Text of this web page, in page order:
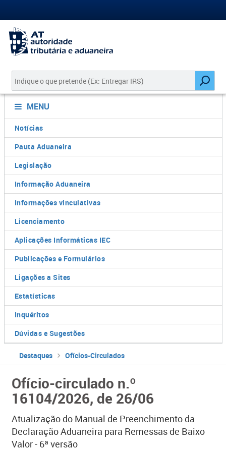
MENU
Notícias
Pauta Aduaneira
Legislação
Informação Aduaneira
Informações vinculativas
Licenciamento
Aplicações Informáticas IEC
Publicações e Formulários
Ligações a Sites
Estatísticas
Inquéritos
Dúvidas e Sugestões
Destaques Ofícios-Circulados
Ofício-circulado n.º
16104/2026, de 26/06
Atualização do Manual de Preenchimento da
Declaração Aduaneira para Remessas de Baixo
Valor - 6ª versão